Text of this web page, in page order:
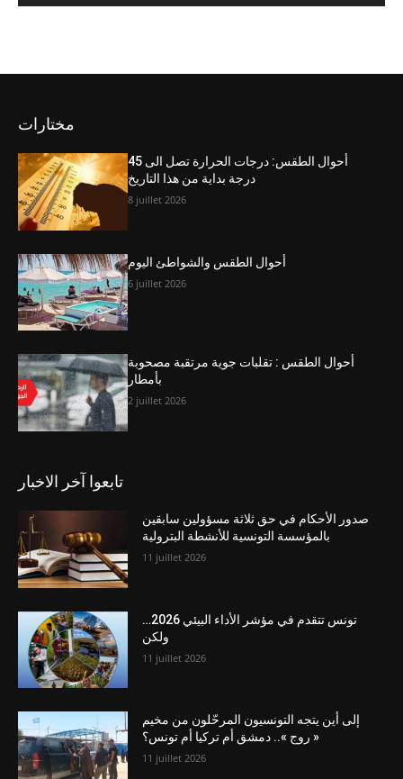
مختارات
أحوال الطقس: درجات الحرارة تصل الى 45
درجة بداية من هذا التاريخ
8 juillet 2026
أحوال الطقس والشواطئ اليوم
6 juillet 2026
أحوال الطقس : تقلبات جوية مرتقبة مصحوبة
بأمطار
2 juillet 2026
تابعوا آخر الاخبار
صدور الأحكام في حق ثلاثة مسؤولين سابقين
بالمؤسسة التونسية للأنشطة البترولية
11 juillet 2026
تونس تتقدم في مؤشر الأداء البيئي 2026…
ولكن
11 juillet 2026
إلى أين يتجه التونسيون المرحّلون من مخيم
« روج ».. دمشق أم تركيا أم تونس؟
11 juillet 2026